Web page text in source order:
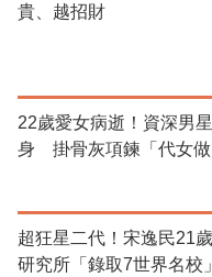
貴、越招財
22歲愛女病逝！資深男
身 掛骨灰項鍊「代女做
超狂星二代！宋逸民21
研究所「錄取7世界名校